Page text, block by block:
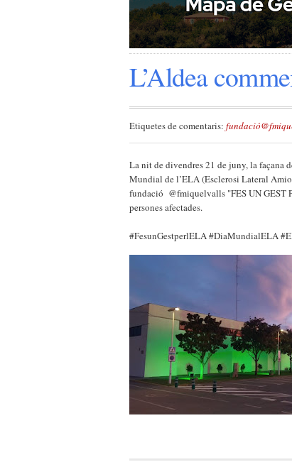
L’Aldea
Etiquetes de comentaris:
La nit de divendres 21 de juny, la façana
Mundial de l’ELA (Esclerosi Lateral
fundació @fmiquelvalls "FES UN GEST
persones afectades.
#FesunGestperlELA #DiaMundialELA